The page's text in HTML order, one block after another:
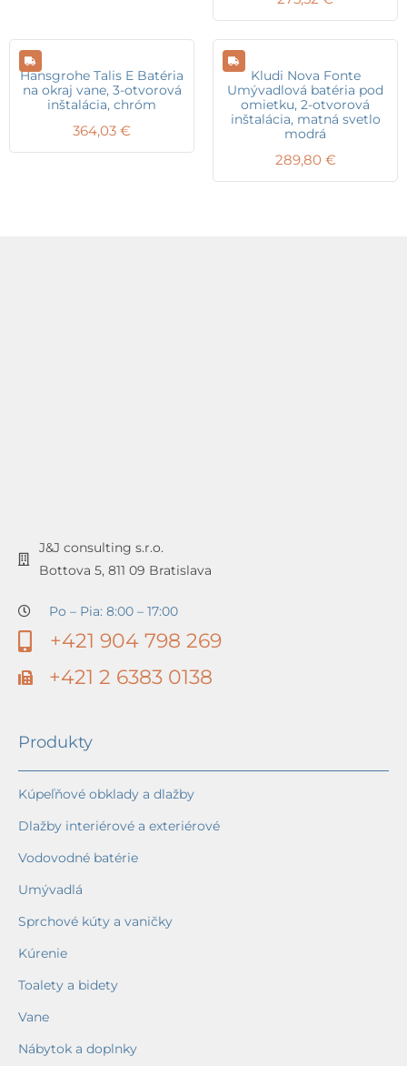
Hansgrohe Talis E Batéria
na okraj vane, 3-otvorová
inštalácia, chróm
364,03 €
Kludi Nova Fonte
Umývadlová batéria pod
omietku, 2-otvorová
inštalácia, matná svetlo
modrá
289,80 €
J&J consulting s.r.o.
Bottova 5, 811 09 Bratislava
Po – Pia: 8:00 – 17:00
+421 904 798 269
+421 2 6383 0138
Produkty
Kúpeľňové obklady a dlažby
Dlažby interiérové a exteriérové
Vodovodné batérie
Umývadlá
Sprchové kúty a vaničky
Kúrenie
Toalety a bidety
Vane
Nábytok a doplnky